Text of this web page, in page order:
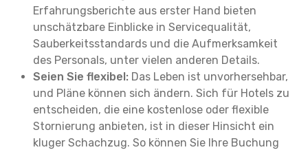
Erfahrungsberichte aus erster Hand bieten
unschätzbare Einblicke in Servicequalität,
Sauberkeitsstandards und die Aufmerksamkeit
des Personals, unter vielen anderen Details.
Seien Sie flexibel: Das Leben ist unvorhersehbar,
und Pläne können sich ändern. Sich für Hotels zu
entscheiden, die eine kostenlose oder flexible
Stornierung anbieten, ist in dieser Hinsicht ein
kluger Schachzug. So können Sie Ihre Buchung